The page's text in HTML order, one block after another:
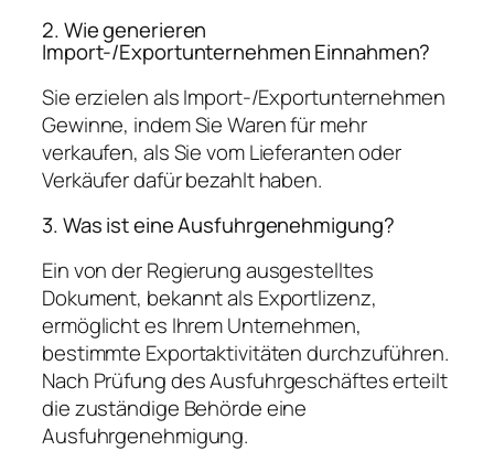
2. Wie generieren
Import-/Exportunternehmen Einnahmen?
Sie erzielen als Import-/Exportunternehmen
Gewinne, indem Sie Waren für mehr
verkaufen, als Sie vom Lieferanten oder
Verkäufer dafür bezahlt haben.
3. Was ist eine Ausfuhrgenehmigung?
Ein von der Regierung ausgestelltes
Dokument, bekannt als Exportlizenz,
ermöglicht es Ihrem Unternehmen,
bestimmte Exportaktivitäten durchzuführen.
Nach Prüfung des Ausfuhrgeschäftes erteilt
die zuständige Behörde eine
Ausfuhrgenehmigung.